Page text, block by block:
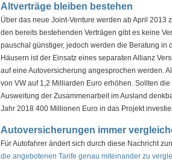
Altverträge bleiben bestehen
Über das neue Joint-Venture werden ab April
den bereits bestehenden Verträgen gibt es keine
pauschal günstiger, jedoch werden die Beratung in
Häusern ist der Einsatz eines separaten Allianz
auf eine Autoversicherung angesprochen werden.
von VW auf 1,2 Milliarden Euro erhöhen. Sollten
Ausweitung der Zusammenarbeit im Ausland
Jahr 2018 400 Millionen Euro in das Projekt
Autoversicherungen immer
Für Autofahrer ändert sich durch diese Nachricht
die angebotenen Tarife genau miteinander zu